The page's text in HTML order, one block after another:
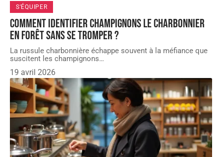
S'ÉQUIPER
Comment identifier Champignons le Charbonnier
en forêt sans se tromper ?
La russule charbonnière échappe souvent à la méfiance que
suscitent les champignons…
19 avril 2026